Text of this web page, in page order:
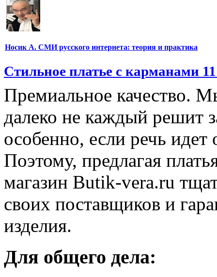
Носик А. СМИ русского интернета: теория и практика
Cтильное платье с карманами
Премиальное качество.
далеко не каждый решит
особенно, если речь
Поэтому, предлагая
магазин Butik-vera.ru
своих поставщиков и
изделия.
Для общего дела: